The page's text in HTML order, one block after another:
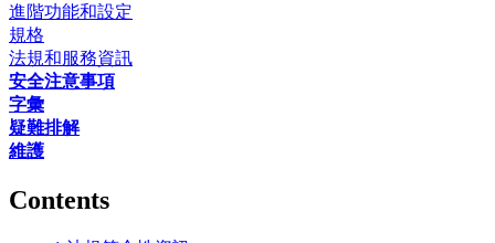
進階功能和設定
規格
法規和服務資訊
安全注意事項
字彙
疑難排解
維護
Contents